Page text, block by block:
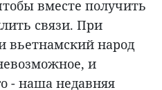
вместе получить
связи. При
вьетнамский народ
и
- наша недавняя